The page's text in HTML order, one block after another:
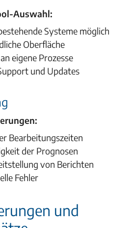
Auswahl:
Systeme möglich
Oberfläche
eigene Prozesse
und Updates
Bearbeitungszeiten
der Prognosen
von Berichten
Fehler
und